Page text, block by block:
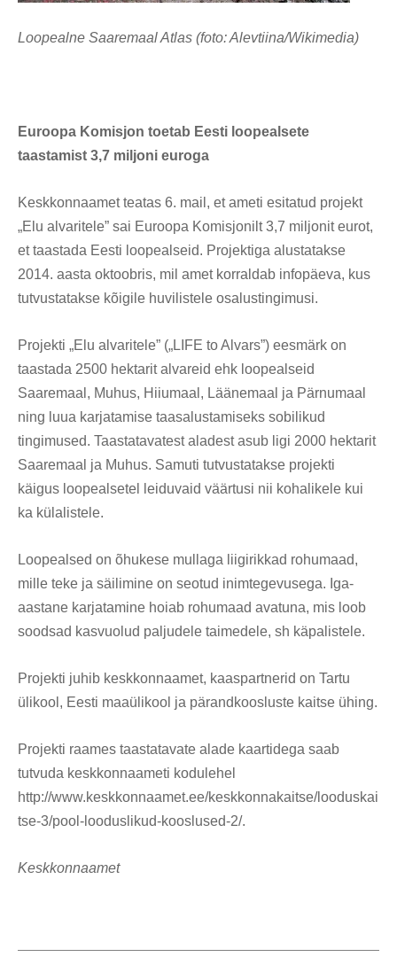
Loopealne Saaremaal Atlas (foto: Alevtiina/Wikimedia)
Euroopa Komisjon toetab Eesti loopealsete
taastamist 3,7 miljoni euroga
Keskkonnaamet teatas 6. mail, et ameti esitatud projekt
„Elu alvaritele” sai Euroopa Komisjonilt 3,7 miljonit eurot,
et taastada Eesti loopealseid. Projektiga alustatakse
2014. aasta oktoobris, mil amet korraldab infopäeva, kus
tutvustatakse kõigile huvilistele osalustingimusi.
Projekti „Elu alvaritele” („LIFE to Alvars”) eesmärk on
taastada 2500 hektarit alvareid ehk loopealseid
Saaremaal, Muhus, Hiiumaal, Läänemaal ja Pärnumaal
ning luua karjatamise taasalustamiseks sobilikud
tingimused. Taastatavatest aladest asub ligi 2000 hektarit
Saaremaal ja Muhus. Samuti tutvustatakse projekti
käigus loopealsetel leiduvaid väärtusi nii kohalikele kui
ka külalistele.
Loopealsed on õhukese mullaga liigirikkad rohumaad,
mille teke ja säilimine on seotud inimtegevusega. Iga-
aastane karjatamine hoiab rohumaad avatuna, mis loob
soodsad kasvuolud paljudele taimedele, sh käpalistele.
Projekti juhib keskkonnaamet, kaaspartnerid on Tartu
ülikool, Eesti maaülikool ja pärandkoosluste kaitse ühing.
Projekti raames taastatavate alade kaartidega saab
tutvuda keskkonnaameti kodulehel
http://www.keskkonnaamet.ee/keskkonnakaitse/looduskai
tse-3/pool-looduslikud-kooslused-2/.
Keskkonnaamet